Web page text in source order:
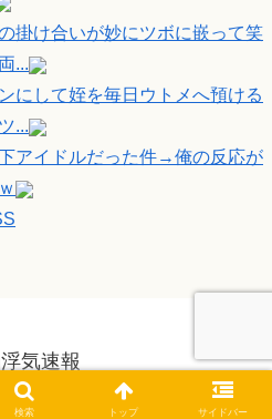
掛け合いが妙にツボに嵌って笑
...
にして姪を毎日ウトメへ預ける
...
アイドルだった件→俺の反応が
気速報
2ch浮気速報.
検索 トップ サイドバー